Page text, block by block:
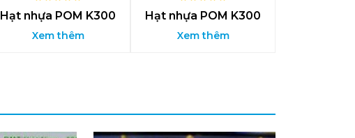
Hạt nhựa POM K300
Xem thêm
Hạt nhựa POM K300
Xem thêm